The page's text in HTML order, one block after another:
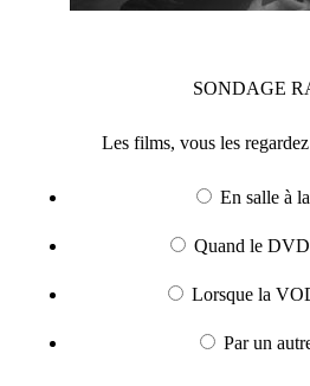
SONDAGE
Les films, vous les
En salle à
Quand le
Lorsque la
Par un